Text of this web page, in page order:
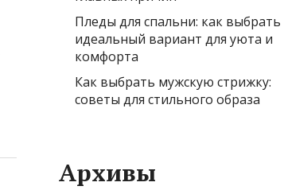
Пледы для спальни: как выбрать
идеальный вариант для уюта и
комфорта
Как выбрать мужскую стрижку:
советы для стильного образа
Архивы